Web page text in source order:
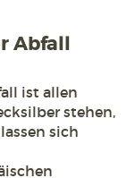
Abfall
ist allen
stehen,
sich